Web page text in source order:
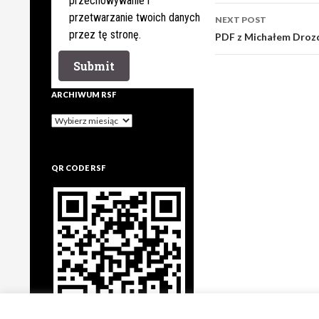
NEXT POST
PDF z Michałem
przetwarzanie twoich danych
przez tę stronę.
ARCHIWUM RSF
Archiwum
QR CODE RSF